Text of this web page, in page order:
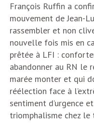
François Ruffin a
mouvement de Jean-
rassembler et non
nouvelle fois mis en
prêtée à LFI :
abandonner au RN le
marée monter et qui
réélection face à
sentiment d’urgence
triomphalisme chez le